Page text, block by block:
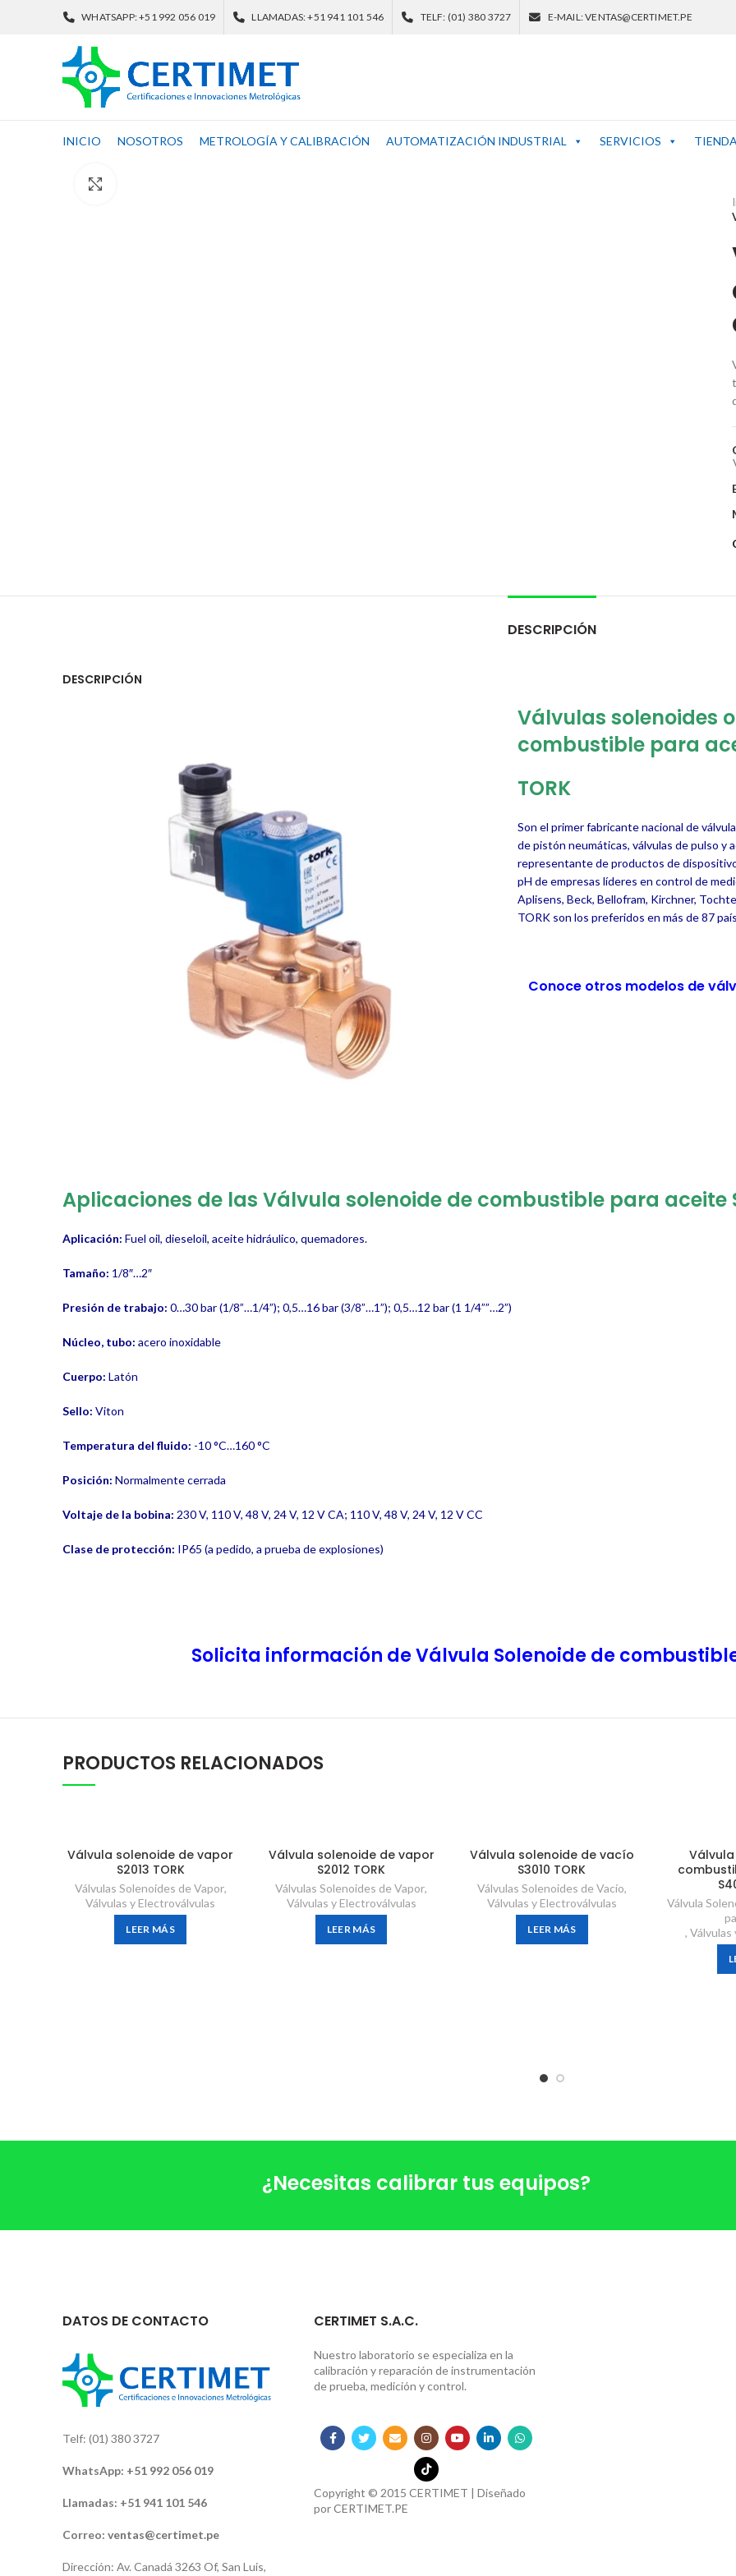
WHATSAPP: +51 992 056 019 LLAMADAS: +51 941 101 546 TELF: (01) 380 3727 E-MAIL: VENTAS@CERTIMET.PE
INICIO NOSOTROS METROLOGÍA Y CALIBRACIÓN AUTOMATIZACIÓN INDUSTRIAL SERVICIOS TIENDA
DESCRIPCIÓN
DESCRIPCIÓN
Válvulas solenoides
combustible para
TORK
Son el primer fabricante nacional de
de pistón neumáticas, válvulas de pulso y
representante de productos de
pH de empresas líderes en control de
Aplisens, Beck, Bellofram, Kirchner,
TORK son los preferidos en más de 87
Conoce otros modelos de
Aplicaciones de las Válvula solenoide de combustible para aceite
Aplicación: Fuel oil, dieseloil, aceite hidráulico, quemadores.
Tamaño: 1/8″…2″
Presión de trabajo: 0…30 bar (1/8”…1/4”); 0,5…16 bar (3/8”…1”); 0,5…12 bar (1 1/4””…2”)
Núcleo, tubo: acero inoxidable
Cuerpo: Latón
Sello: Viton
Temperatura del fluido: -10 °C…160 °C
Posición: Normalmente cerrada
Voltaje de la bobina: 230 V, 110 V, 48 V, 24 V, 12 V CA; 110 V, 48 V, 24 V, 12 V CC
Clase de protección: IP65 (a pedido, a prueba de explosiones)
Solicita información de Válvula Solenoide de
PRODUCTOS RELACIONADOS
Válvula solenoide de vapor
S2013 TORK
Válvulas Solenoides de Vapor,
Válvulas y Electroválvulas
LEER MÁS
Válvula solenoide de vapor
S2012 TORK
Válvulas Solenoides de Vapor,
Válvulas y Electroválvulas
LEER MÁS
Válvula solenoide de vacío
S3010 TORK
Válvulas Solenoides de Vacío,
Válvulas y Electroválvulas
LEER MÁS
Válvula
,Válvulas
¿Necesitas calibrar tus equipos?
DATOS DE CONTACTO
Telf: (01) 380 3727
WhatsApp: +51 992 056 019
Llamadas: +51 941 101 546
Correo: ventas@certimet.pe
Dirección: Av. Canadá 3263 Of, San Luis,
CERTIMET S.A.C.
Nuestro laboratorio se especializa en la
calibración y reparación de instrumentación
de prueba, medición y control.
Copyright © 2015 CERTIMET | Diseñado
porCERTIMET.PE